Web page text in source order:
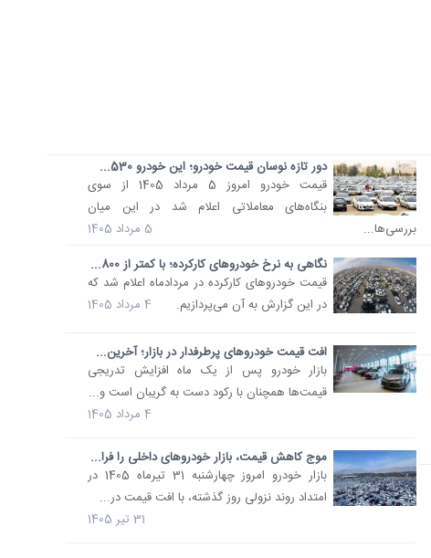
دور تازه نوسان قیمت خودرو؛ این خودرو 530...
قیمت خودرو امروز 5 مرداد 1405 از سوی
بنگاه‌های معاملاتی اعلام شد در این میان
بررسی‌ها...
5 مرداد 1405
نگاهی به نرخ خودروهای کارکرده؛ با کمتر از 800...
قیمت خودروهای کارکرده در مردادماه اعلام شد که
در این گزارش به آن می‌پردازیم.
4 مرداد 1405
افت قیمت خودروهای پرطرفدار در بازار؛ آخرین...
بازار خودرو پس از یک ماه افزایش تدریجی
قیمت‌ها همچنان با رکود دست به گریبان است و...
4 مرداد 1405
موج کاهش قیمت، بازار خودروهای داخلی را فرا...
بازار خودرو امروز چهارشنبه 31 تیرماه 1405 در
امتداد روند نزولی روز گذشته، با افت قیمت در...
31 تیر 1405